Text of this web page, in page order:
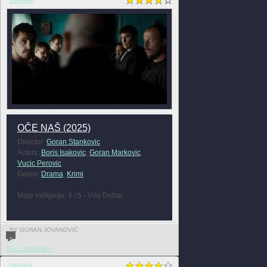
OČE NAŠ (2025)
Director: Goran Stankovic
Actors: Boris Isakovic, Goran Markovic,
Vucic Perovic
Genre: Drama, Krimi
Moje mišljenje: 4 / 5 - Vrlo Dobar
BY GORAN JOVANOVIĆ
0
FULL REVIEW »